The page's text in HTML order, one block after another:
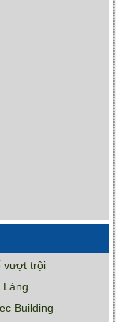
vượt trội
Building